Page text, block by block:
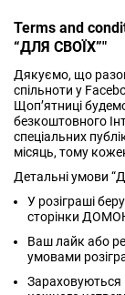
Terms and
“ДЛЯ СВОЇХ”"
Дякуємо, що
спільноти у
Щоп’ятниці
безкоштовного
спеціальних
місяць, тому
Детальні умови
У розіграші
сторінки
Ваш лайк або
умовами
Зараховуються